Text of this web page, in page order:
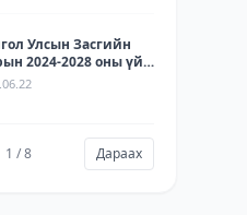
Улсын Засгийн
2024-2028 оны үйл
- 2025
1 / 8 Дараах